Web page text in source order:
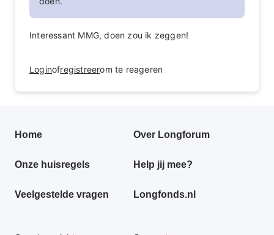
Interessant MMG, doen zou ik zeggen!
Loginofregistreerom te reageren
Primair
menu
Home Over Longforum
Onze huisregels Help jij mee?
Veelgestelde vragen Longfonds.nl